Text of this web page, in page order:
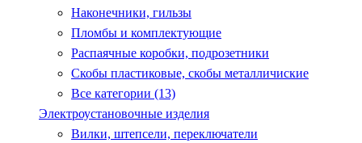
Наконечники, гильзы
Пломбы и комплектующие
Распаячные коробки, подрозетники
Скобы пластиковые, скобы металличиские
Все категории (13)
Электроустановочные изделия
Вилки, штепсели, переключатели